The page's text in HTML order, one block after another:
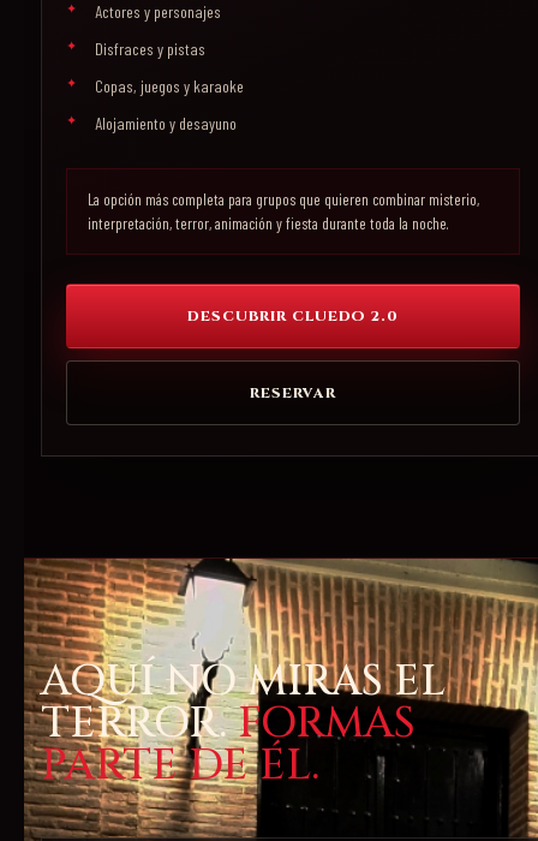
Actores y personajes
Disfraces y pistas
Copas, juegos y karaoke
Alojamiento y desayuno
La opción más completa para grupos que quieren combinar misterio,
interpretación, terror, animación y fiesta durante toda la noche.
DESCUBRIR CLUEDO 2.0
RESERVAR
AQUÍ NO MIRAS EL
TERROR.FORMAS
PARTE DE ÉL.